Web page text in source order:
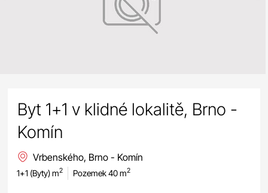
Byt 1+1 v klidné lokalitě, Brno -
Komín
Vrbenského, Brno - Komín
1+1 (Byty) m2 Pozemek 40 m2